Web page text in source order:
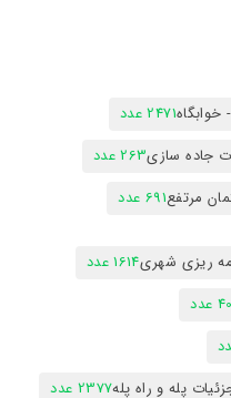
2471 عدد
جاده سازی263 عدد
مرتفع691 عدد
ریزی شهری1614 عدد
پله و راه پله2377 عدد